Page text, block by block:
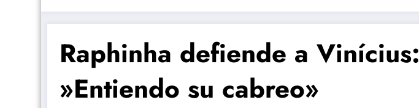
Raphinha defiende a Vinícius:
»Entiendo su cabreo»